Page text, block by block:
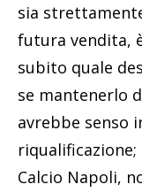
sia
futura vendita,
subito quale
se mantenerlo
avrebbe senso
riqualificazione;
Calcio Napoli,